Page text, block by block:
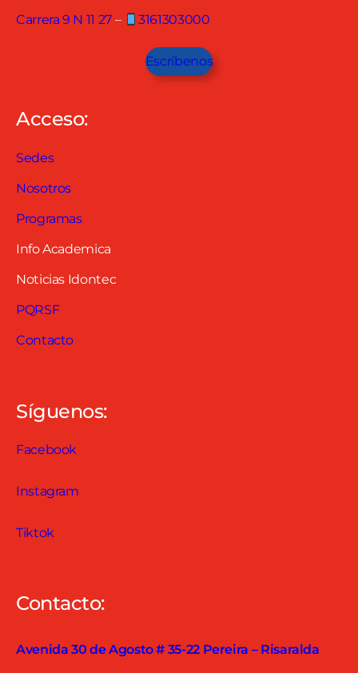
Carrera 9 N 11 27– 3161303000
Escríbenos
Acceso:
Sedes
Nosotros
Programas
Info Academica
Noticias Idontec
PQRSF
Contacto
Síguenos:
Facebook
Instagram
Tiktok
Contacto:
Avenida 30 de Agosto # 35-22 Pereira – Risaralda